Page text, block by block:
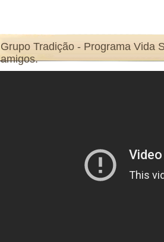
Grupo Tradição - Programa Vida
amigos.